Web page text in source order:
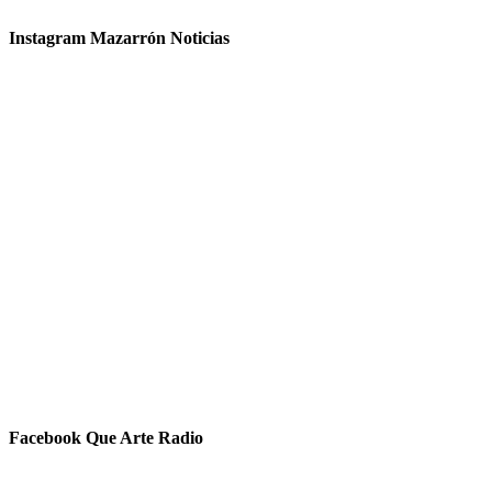
Instagram Mazarrón Noticias
Facebook Que Arte Radio